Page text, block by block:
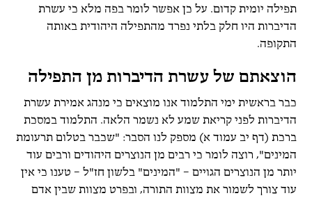
תפילה יומית קדום. על כן אפשר לומר בפה מלא כי עשרת
הדיברות היו חלק בלתי נפרד מהתפילה היהודית באותה
התקופה.
הוצאתם של עשרת הדיברות מן התפילה
כבר בראשית ימי התלמוד אנו מוצאים כי מנהג אמירת עשרת
הדיברות לפני קריאת שמע לא נשמר הלאה. התלמוד במסכת
ברכת (דף יב עמוד א) מספק לנו הסבר: "שכבר בטלום תרעומת
המינים", רוצה לומר כי רבים מן הנוצרים היהודים ורבים עוד
יותר מן הנוצרים הגויים – "המינים" בלשון חז"ל – טענו כי אין
עוד צורך לשמור את מצוות התורה, ובפרט מצוות שבין אדם